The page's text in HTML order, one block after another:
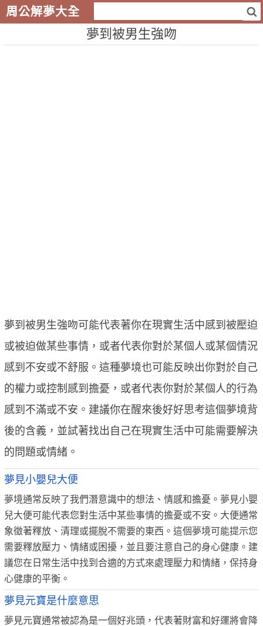
周公解夢大全
夢到被男生強吻
夢到被男生強吻可能代表著你在現實生活中感到被壓迫
或被迫做某些事情，或者代表你對於某個人或某個情況
感到不安或不舒服。這種夢境也可能反映出你對於自己
的權力或控制感到擔憂，或者代表你對於某個人的行為
感到不滿或不安。建議你在醒來後好好思考這個夢境背
後的含義，並試著找出自己在現實生活中可能需要解決
的問題或情緒。
夢見小嬰兒大便
夢境通常反映了我們潛意識中的想法、情感和擔憂。夢見小嬰
兒大便可能代表您對生活中某些事情的擔憂或不安。大便通常
象徵著釋放、清理或擺脫不需要的東西。這個夢境可能提示您
需要釋放壓力、情緒或困擾，並且要注意自己的身心健康。建
議您在日常生活中找到合適的方式來處理壓力和情緒，保持身
心健康的平衡。
夢見元寶是什麼意思
夢見元寶通常被認為是一個好兆頭，代表著財富和好運將會降